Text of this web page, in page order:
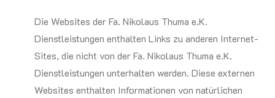
Die Websites der Fa. Nikolaus Thuma e.K.
Dienstleistungen enthalten Links zu anderen Internet-
Sites, die nicht von der Fa. Nikolaus Thuma e.K.
Dienstleistungen unterhalten werden. Diese externen
Websites enthalten Informationen von natürlichen